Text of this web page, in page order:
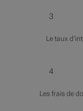
3
Le taux
4
Les frais de